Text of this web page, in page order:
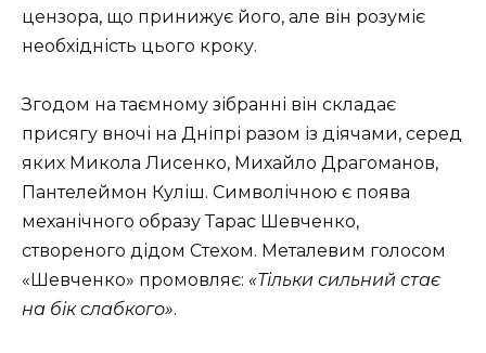
цензора, що принижує його, але він розуміє
необхідність цього кроку.
Згодом на таємному зібранні він складає
присягу вночі на Дніпрі разом із діячами, серед
яких Микола Лисенко, Михайло Драгоманов,
Пантелеймон Куліш. Символічною є поява
механічного образуТарас Шевченко,
створеного дідом Стехом. Металевим голосом
«Шевченко» промовляє: «Тільки сильний стає
на бік слабкого».